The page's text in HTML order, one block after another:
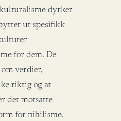
dyrker
ut spesifikk
for dem. De
verdier,
riktig og at
det motsatte
for nihilisme.